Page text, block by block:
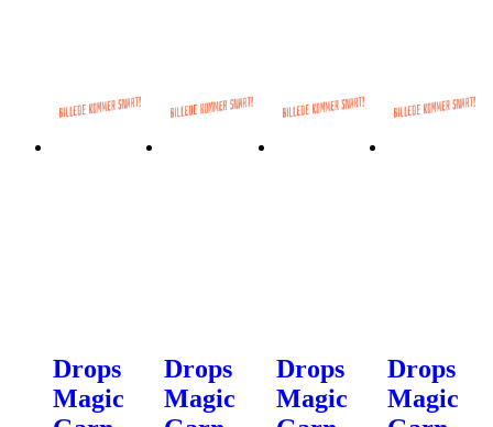
Drops
Magic
Drops
Magic
Drops
Magic
Drops
Magic